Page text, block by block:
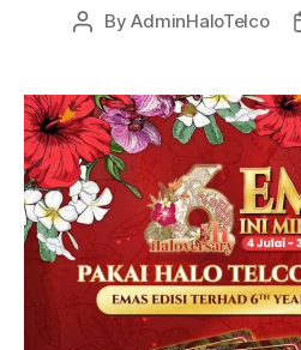
PostByAdminHaloTelco